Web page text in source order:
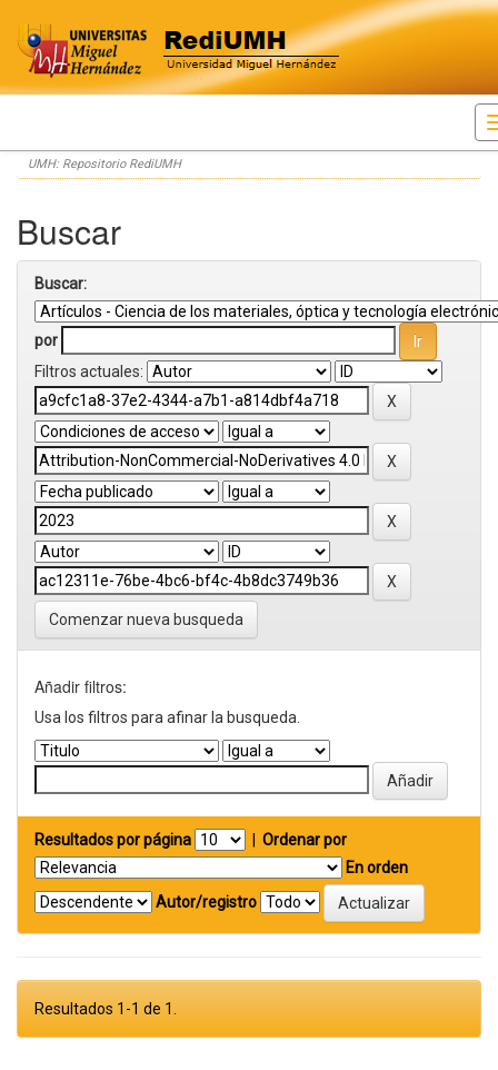
Skip
navigation
UMH: Repositorio RediUMH
Buscar
Buscar:
por
Filtros actuales:
Comenzar nueva busqueda
Añadir filtros:
Usa los filtros para afinar la busqueda.
Resultados por página
Ordenar por
En orden
Autor/registro
Resultados 1-1 de 1.